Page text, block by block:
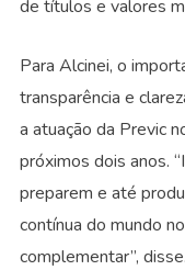
de títulos e valores
Para Alcinei, o
transparência e
a atuação da Previc
próximos dois anos.
preparem e até
contínua do mundo
complementar”, disse.